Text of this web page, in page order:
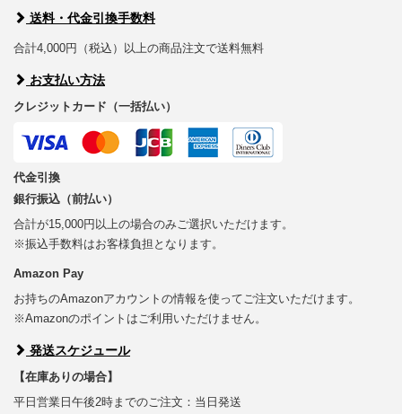
送料・代金引換手数料
合計4,000円（税込）以上の商品注文で送料無料
お支払い方法
クレジットカード（一括払い）
代金引換
銀行振込（前払い）
合計が15,000円以上の場合のみご選択いただけます。
※振込手数料はお客様負担となります。
Amazon Pay
お持ちのAmazonアカウントの情報を使ってご注文いただけます。
※Amazonのポイントはご利用いただけません。
発送スケジュール
【在庫ありの場合】
平日営業日午後2時までのご注文：当日発送